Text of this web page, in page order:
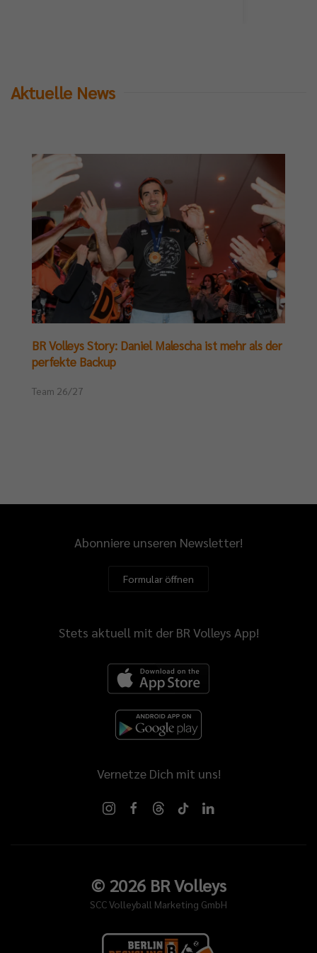
Aktuelle News
BR Volleys Story: Daniel Malescha ist mehr als der
perfekte Backup
Team 26/27
Abonniere unseren Newsletter!
Formular öffnen
Stets aktuell mit der BR Volleys App!
Vernetze Dich mit uns!
© 2026BR Volleys
SCC Volleyball Marketing GmbH